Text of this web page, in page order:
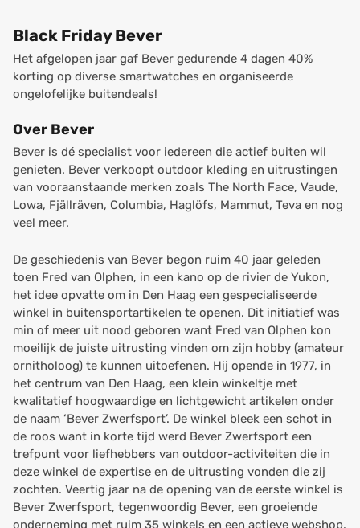
Black Friday Bever
Het afgelopen jaar gaf Bever gedurende 4 dagen 40%
korting op diverse smartwatches en organiseerde
ongelofelijke buitendeals!
Over Bever
Bever is dé specialist voor iedereen die actief buiten wil
genieten. Bever verkoopt outdoor kleding en uitrustingen
van vooraanstaande merken zoals The North Face, Vaude,
Lowa, Fjällräven, Columbia, Haglöfs, Mammut, Teva en nog
veel meer.
De geschiedenis van Bever begon ruim 40 jaar geleden
toen Fred van Olphen, in een kano op de rivier de Yukon,
het idee opvatte om in Den Haag een gespecialiseerde
winkel in buitensportartikelen te openen. Dit initiatief was
min of meer uit nood geboren want Fred van Olphen kon
moeilijk de juiste uitrusting vinden om zijn hobby (amateur
ornitholoog) te kunnen uitoefenen. Hij opende in 1977, in
het centrum van Den Haag, een klein winkeltje met
kwalitatief hoogwaardige en lichtgewicht artikelen onder
de naam ‘Bever Zwerfsport’. De winkel bleek een schot in
de roos want in korte tijd werd Bever Zwerfsport een
trefpunt voor liefhebbers van outdoor-activiteiten die in
deze winkel de expertise en de uitrusting vonden die zij
zochten. Veertig jaar na de opening van de eerste winkel is
Bever Zwerfsport, tegenwoordig Bever, een groeiende
onderneming met ruim 35 winkels en een actieve webshop.